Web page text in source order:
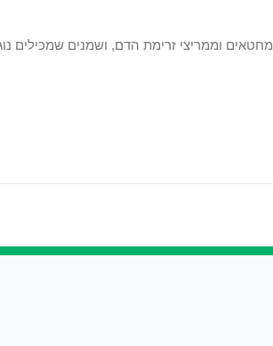
וממריצי זרימת הדם, ושמנים שמכילים